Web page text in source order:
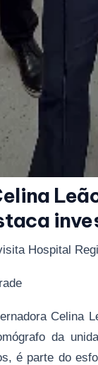
Hospital
Celina
da
é parte do